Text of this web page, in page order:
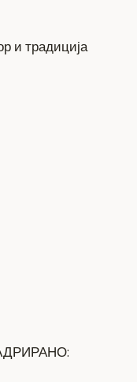
и традиција